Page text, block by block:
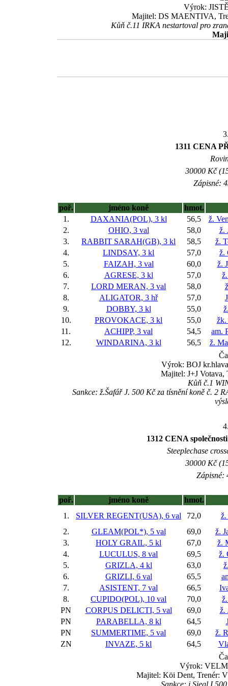
Výrok:
Majitel: DS MAENTIVA,
Kůň č.11 IRKA nestartoval pro
1311 CENA
30000 Kč
Zápisné:
poř. jméno koně
hmot.
1.
DAXANIA(POL), 3 kl 56,5
ž.
2.
OHIO, 3 val 58,0
ž.
3.
RABBIT SARAH(GB), 3 kl 58,5
ž.
4.
LINDSAY, 3 kl 57,0
ž.
5.
FAIZAH, 3 val 60,0
ž.
6.
AGRESE, 3 kl 57,0
7.
LORD MERAN, 3 val 58,0
8.
ALIGATOR, 3 hř 57,0
9.
DOBBY, 3 kl 55,0
10.
PROVOKACE, 3 kl 55,0
žk.
11.
ACHIPP, 3 val 54,5
am.
12.
WINDARINA, 3 kl 56,5
ž.
Výrok: BOJ
Majitel: J+J Votava,
Kůň č.1
Sankce: ž.Šafář J. 500 Kč za tísnění koně č. 2
1312 CENA
Steeplechase
30000 Kč
Zápisné:
poř. jméno koně
hmot.
1.
SILVER REGENT(USA), 6 val 72,0
ž.
2.
GLEAM(POL*), 5 val 69,0
ž.
3.
HOLY GRAIL, 5 kl 67,0
ž.
4.
LUCULUS, 8 val 69,5
ž.
5.
GRIZLA, 4 kl 63,0
6.
GRIZLI, 6 val 65,5
7.
ASISTENT, 7 val 66,5
8.
CUPIDO(POL), 10 val 70,0
PN
CORPUS DELICTI, 5 val 69,0
ž.
PN
PARABELLA, 8 kl 64,5
PN
SUMMERTIME, 5 val 69,0
ž.
ZN
INVAZE, 5 kl 64,5
Výrok:
Majitel: Köi Dent, Trenér:
Sankce: j.Siegl